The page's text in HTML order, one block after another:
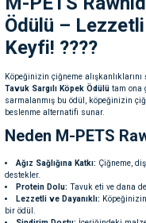
Su Kabları
Seyahat Ürünleri
Ödülü – Lezzetli
Keyfi! ????
Köpeğinizin çiğneme
Tavuk Sargılı Köpek Ödülü tam ona
sarmalanmış bu ödül, köpeğinizin
beslenme alternatifi sunar.
Neden M-PETS
Ağız Sağlığına Katkı: Çiğneme,
destekler.
Protein Dolu: Tavuk eti ve dana
Lezzetli ve Dayanıklı:
bir ödül.